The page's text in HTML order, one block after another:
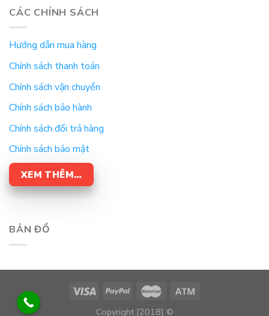
CÁC CHÍNH SÁCH
Hướng dẫn mua hàng
Chính sách thanh toán
Chính sách vận chuyển
Chính sách bảo hành
Chính sách đổi trả hàng
Chính sách bảo mật
XEM THÊM…
BẢN ĐỒ
Copyright [2018] ©